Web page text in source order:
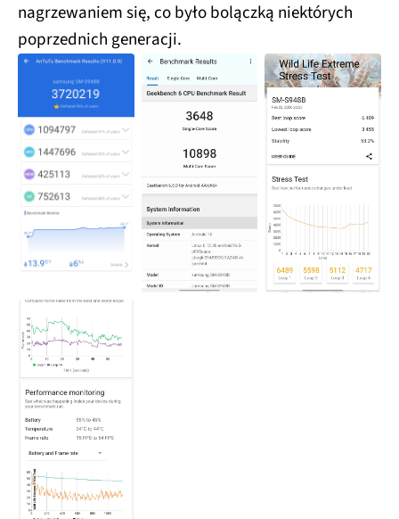
nagrzewaniem się, co było bolączką niektórych
poprzednich generacji.